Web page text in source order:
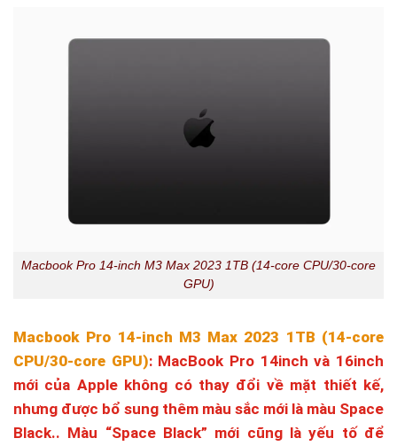
Macbook Pro 14-inch M3 Max 2023 1TB (14-core CPU/30-core
GPU)
Macbook Pro 14-inch M3 Max 2023 1TB (14-core
CPU/30-core GPU): MacBook Pro 14inch và 16inch
mới của Apple không có thay đổi về mặt thiết kế,
nhưng được bổ sung thêm màu sắc mới là màu Space
Black.. Màu “Space Black” mới cũng là yếu tố để